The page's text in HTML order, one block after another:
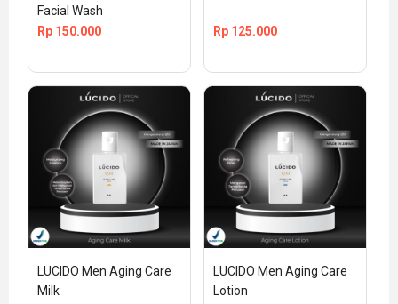
Facial Wash
Rp 150.000 Rp 125.000
LUCIDO Men Aging Care
Milk
LUCIDO Men Aging Care
Lotion